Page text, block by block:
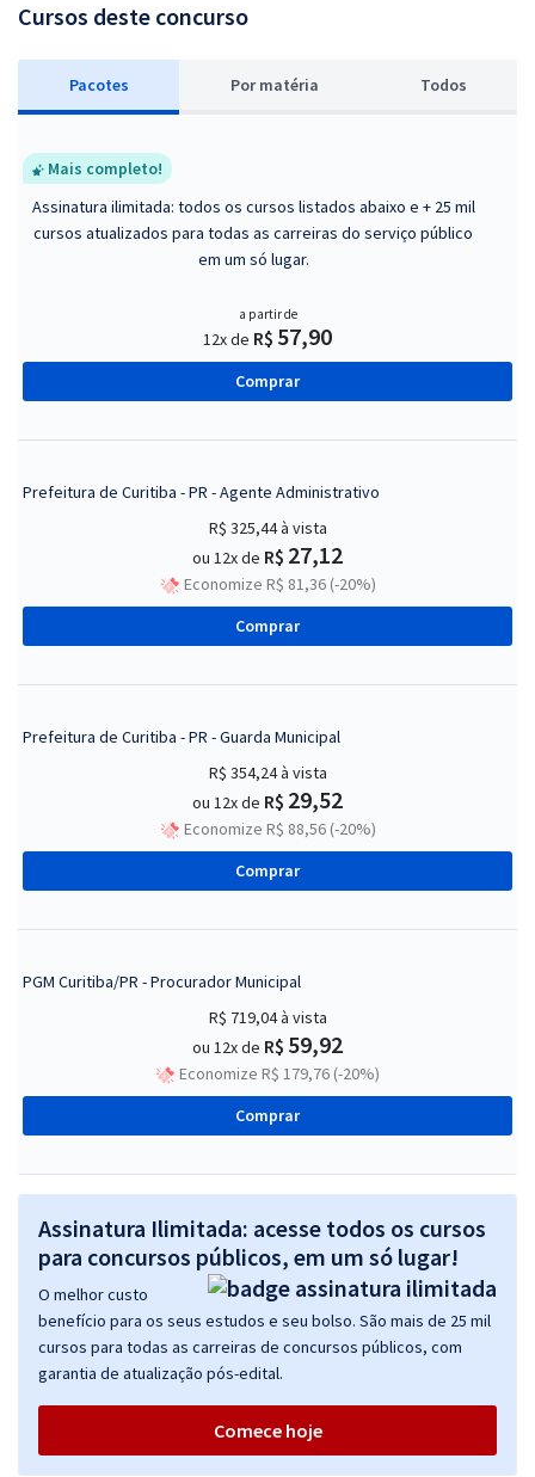
Cursos deste concurso
Pacotes Por matéria Todos
Mais completo!
Assinatura ilimitada: todos os cursos listados abaixo e + 25 mil
cursos atualizados para todas as carreiras do serviço público
em um só lugar.
a partir de
12x de R$ 57,90
Comprar
Prefeitura de Curitiba - PR - Agente Administrativo
R$ 325,44à vista
ou 12x de R$ 27,12
Economize R$ 81,36 (-20%)
Comprar
Prefeitura de Curitiba - PR - Guarda Municipal
R$ 354,24à vista
ou 12x de R$ 29,52
Economize R$ 88,56 (-20%)
Comprar
PGM Curitiba/PR - Procurador Municipal
R$ 719,04à vista
ou 12x de R$ 59,92
Economize R$ 179,76 (-20%)
Comprar
Assinatura Ilimitada: acesse todos os cursos
para concursos públicos, em um só lugar!
O melhor custo
benefício para os seus estudos e seu bolso. São mais de 25 mil
cursos para todas as carreiras de concursos públicos, com
garantia de atualização pós-edital.
Comece hoje